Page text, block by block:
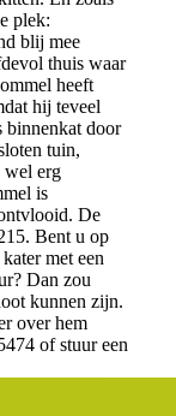
plek:
blij mee
thuis waar
heeft
hij teveel
binnenkat door
tuin,
wel erg
is
De
Bent u op
met een
Dan zou
kunnen zijn.
over hem
of stuur een